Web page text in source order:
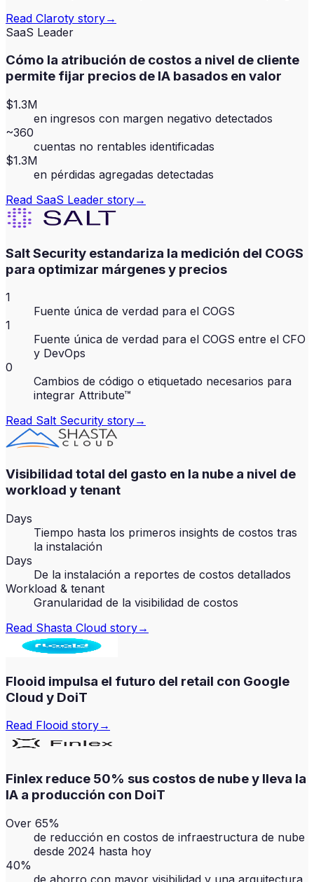
Read Claroty story→
SaaS Leader
Cómo la atribución de costos a nivel de cliente
permite fijar precios de IA basados en valor
$1.3M
en ingresos con margen negativo detectados
~360
cuentas no rentables identificadas
$1.3M
en pérdidas agregadas detectadas
Read SaaS Leader story→
Salt Security estandariza la medición del COGS
para optimizar márgenes y precios
1
Fuente única de verdad para el COGS
1
Fuente única de verdad para el COGS entre el CFO
y DevOps
0
Cambios de código o etiquetado necesarios para
integrar Attribute™
Read Salt Security story→
Visibilidad total del gasto en la nube a nivel de
workload y tenant
Days
Tiempo hasta los primeros insights de costos tras
la instalación
Days
De la instalación a reportes de costos detallados
Workload & tenant
Granularidad de la visibilidad de costos
Read Shasta Cloud story→
Flooid impulsa el futuro del retail con Google
Cloud y DoiT
Read Flooid story→
Finlex reduce 50% sus costos de nube y lleva la
IA a producción con DoiT
Over 65%
de reducción en costos de infraestructura de nube
desde 2024 hasta hoy
40%
de ahorro con mayor visibilidad y una arquitectura